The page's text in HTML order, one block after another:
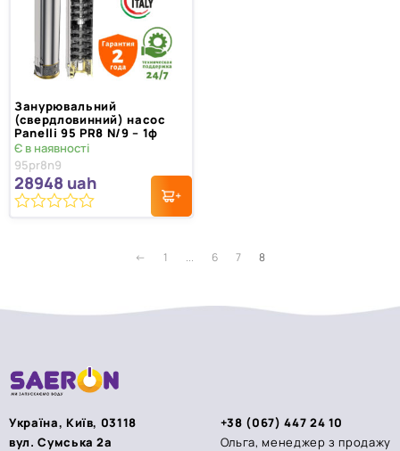
Занурювальний
(свердловинний) насос
Panelli 95 PR8 N/9 – 1ф
Є в наявності
95pr8n9
28948 uah
← 1 ... 6 7 8
Україна, Київ, 03118
вул. Сумська 2а
+38 (067) 447 24 10
Ольга, менеджер з продажу